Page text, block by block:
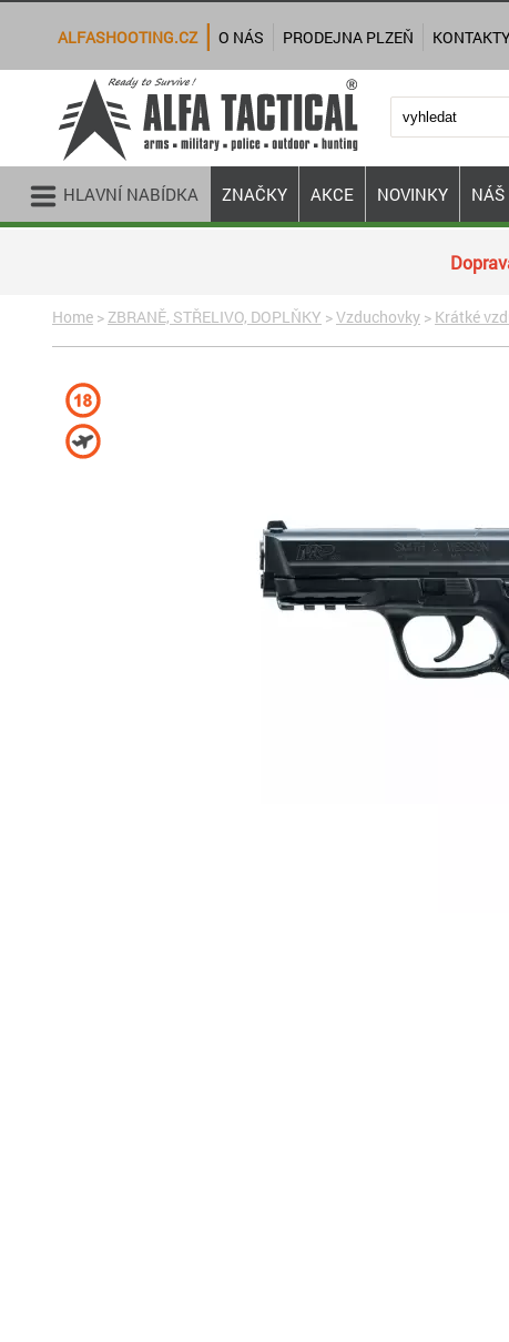
Home > ZBRANĚ, STŘELIVO, DOPLŇKY >Vzduchovky > Krátké
HLAVNÍ NABÍDKA ZNAČKY AKCE NOVINKY NÁŠ
ALFASHOOTING.CZ O NÁS PRODEJNA PLZEŇ